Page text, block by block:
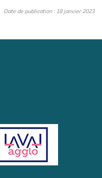
Date de publication : 18 janvier 2023